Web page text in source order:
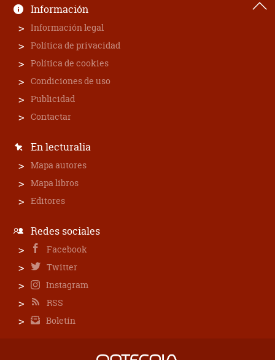
Información
Información legal
Política de privacidad
Política de cookies
Condiciones de uso
Publicidad
Contactar
En lecturalia
Mapa autores
Mapa libros
Editores
Redes sociales
Facebook
Twitter
Instagram
RSS
Boletín